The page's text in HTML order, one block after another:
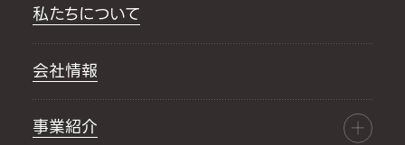
私たちについて
会社情報
事業紹介